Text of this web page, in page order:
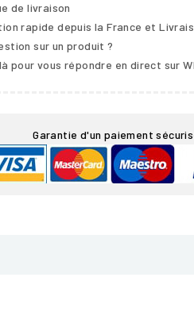
de livraison
rapide depuis la France et
sur un produit ?
pour vous répondre en direct sur
Garantie d'un paiement